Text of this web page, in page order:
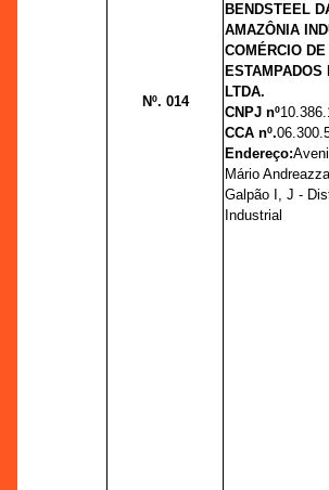
Nº. 014
BENDSTEEL
AMAZÔNIA
COMÉRCIO DE
ESTAMPADOS
LTDA.
CNPJ nº
CCA nº.
Endereço:
Mário
Galpão I, J -
Industrial